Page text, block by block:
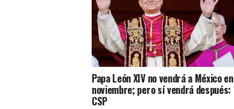
Papa León XIV no vendrá a México en
noviembre; pero sí vendrá después:
CSP